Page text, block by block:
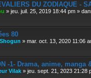
DU ZODIAQUE -
» jeu. juil. 25, 2019 18:44 pm »
80
» mar. oct. 13, 2020 11:06
-1- Drama, anime, manga
Vilak » jeu. sept. 21, 2023 21:28